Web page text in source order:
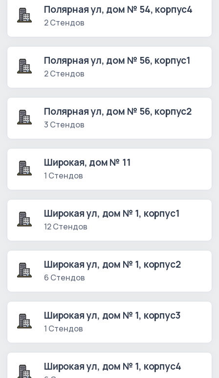
Полярная ул, дом № 54, корпус4
2 Стендов
Полярная ул, дом № 56, корпус1
2 Стендов
Полярная ул, дом № 56, корпус2
3 Стендов
Широкая, дом № 11
1 Стендов
Широкая ул, дом № 1, корпус1
12 Стендов
Широкая ул, дом № 1, корпус2
6 Стендов
Широкая ул, дом № 1, корпус3
1 Стендов
Широкая ул, дом № 1, корпус4